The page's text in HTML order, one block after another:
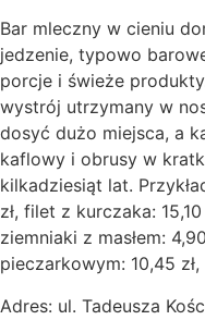
Bar mleczny w cieniu
jedzenie, typowo
porcje i świeże
wystrój utrzymany w
dosyć dużo miejsca, a
kaflowy i obrusy w
kilkadziesiąt lat.
zł, filet z kurczaka:
ziemniaki z masłem:
pieczarkowym: 10,45
Adres: ul. Tadeusza